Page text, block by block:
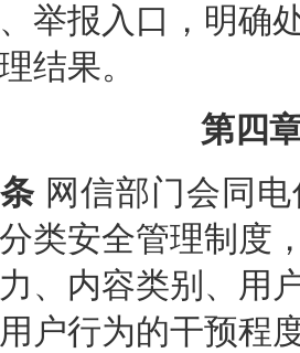
举报入口，明确
结果。
第四
网信部门会同
类安全管理制度
、内容类别、用
户行为的干预程